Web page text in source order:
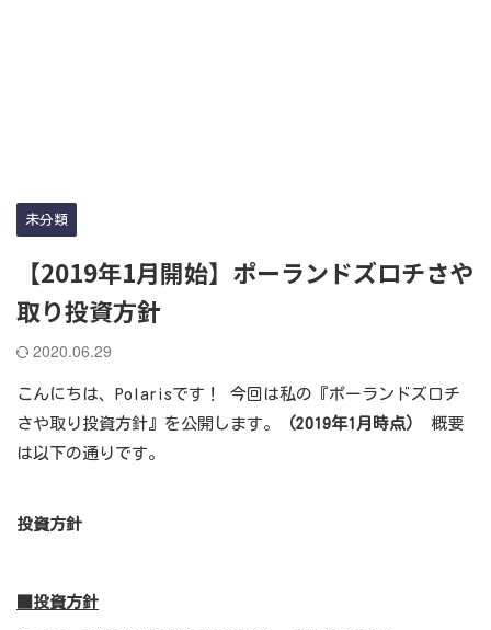
未分類
【2019年1月開始】ポーランドズロチさや
取り投資方針
2020.06.29
こんにちは、Polarisです！ 今回は私の『ポーランドズロチ
さや取り投資方針』を公開します。
（2019年1月時点）
概要
は以下の通りです。
投資方針
■投資方針